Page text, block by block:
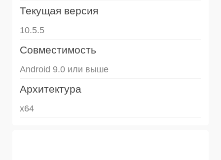
Текущая версия
10.5.5
Совместимость
Android 9.0 или выше
Архитектура
x64